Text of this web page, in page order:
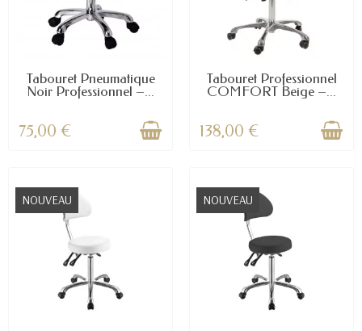
Tabouret Pneumatique
Noir Professionnel –...
75,00 €
Tabouret Professionnel
COMFORT Beige –...
138,00 €
NOUVEAU NOUVEAU